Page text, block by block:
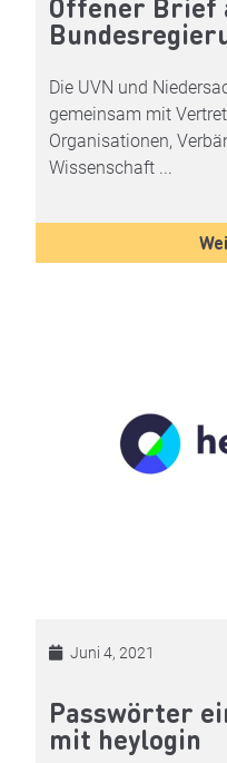
Offener Brief
Die UVN und
gemeinsam mit
Organisationen,
Wissenschaft ...
Juni 4, 2021
Passwörter
mit heylogin